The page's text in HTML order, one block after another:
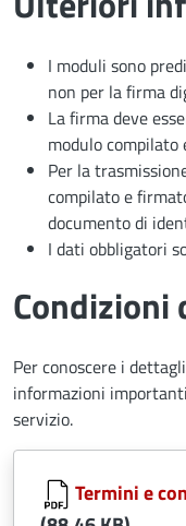
I moduli sono
non per la firma
La firma deve
modulo compilato
Per la
compilato e
documento di
I dati obbligatori
Condizioni
Per conoscere i
informazioni
servizio.
Document
Termini e